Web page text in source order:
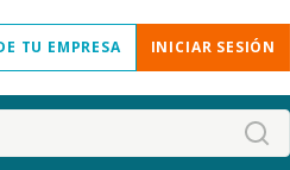
TU EMPRESA INICIAR SESIÓN